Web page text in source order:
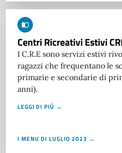
Centri Ricreativi Estivi
I C.R.E sono servizi estivi
ragazzi che frequentano le
primarie e secondarie di
anni).
LEGGI DI PIÙ →
I MENU DI LUGLIO 2023 →